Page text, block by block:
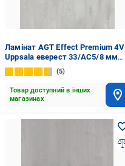
Ламінат AGT Effect Premium 4V
Uppsala еверест 33/АС5/8 мм
(PRK903)
5
Товар доступний в інших
магазинах